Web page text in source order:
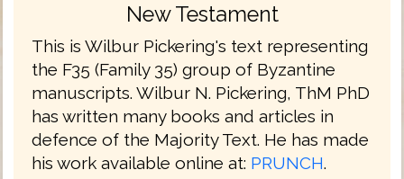
New Testament
This is Wilbur Pickering's text representing
the F35 (Family 35) group of Byzantine
manuscripts. Wilbur N. Pickering, ThM PhD
has written many books and articles in
defence of the Majority Text. He has made
his work available online at: PRUNCH.